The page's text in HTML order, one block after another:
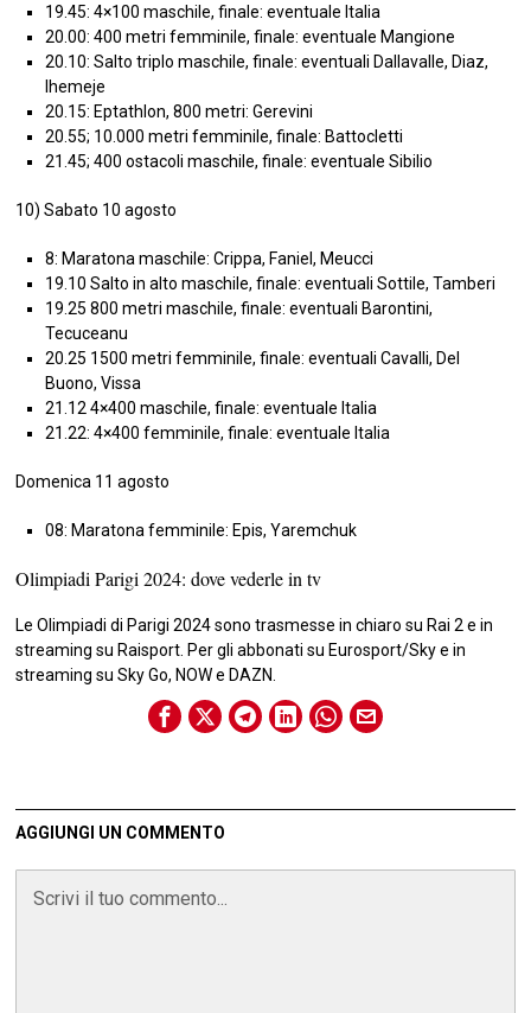
19.45: 4×100 maschile, finale: eventuale Italia
20.00: 400 metri femminile, finale: eventuale Mangione
20.10: Salto triplo maschile, finale: eventuali Dallavalle, Diaz,
Ihemeje
20.15: Eptathlon, 800 metri: Gerevini
20.55; 10.000 metri femminile, finale: Battocletti
21.45; 400 ostacoli maschile, finale: eventuale Sibilio
10) Sabato 10 agosto
8: Maratona maschile: Crippa, Faniel, Meucci
19.10 Salto in alto maschile, finale: eventuali Sottile, Tamberi
19.25 800 metri maschile, finale: eventuali Barontini,
Tecuceanu
20.25 1500 metri femminile, finale: eventuali Cavalli, Del
Buono, Vissa
21.12 4×400 maschile, finale: eventuale Italia
21.22: 4×400 femminile, finale: eventuale Italia
Domenica 11 agosto
08: Maratona femminile: Epis, Yaremchuk
Olimpiadi Parigi 2024: dove vederle in tv
Le Olimpiadi di Parigi 2024 sono trasmesse in chiaro su Rai 2 e in
streaming su Raisport. Per gli abbonati su Eurosport/Sky e in
streaming su Sky Go, NOW e DAZN.
AGGIUNGI UN COMMENTO